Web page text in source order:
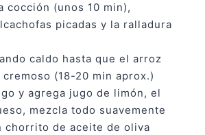
cocción (unos 10 min),
picadas y la ralladura
caldo hasta que el arroz
(18-20 min aprox.)
y agrega jugo de limón, el
mezcla todo suavemente
chorrito de aceite de oliva